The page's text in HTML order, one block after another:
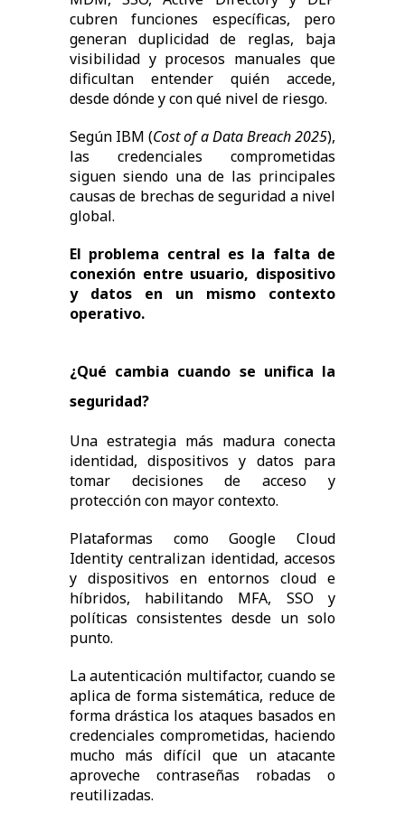
cubren funciones específicas, pero
generan duplicidad de reglas, baja
visibilidad y procesos manuales que
dificultan entender quién accede,
desde dónde y con qué nivel de riesgo.
Según IBM (Cost of a Data Breach 2025),
las credenciales comprometidas
siguen siendo una de las principales
causas de brechas de seguridad a nivel
global.
El problema central es la falta de
conexión entre usuario, dispositivo
y datos en un mismo contexto
operativo.
¿Qué cambia cuando se unifica la
seguridad?
Una estrategia más madura conecta
identidad, dispositivos y datos para
tomar decisiones de acceso y
protección con mayor contexto.
Plataformas como Google Cloud
Identity centralizan identidad, accesos
y dispositivos en entornos cloud e
híbridos, habilitando MFA, SSO y
políticas consistentes desde un solo
punto.
La autenticación multifactor, cuando se
aplica de forma sistemática, reduce de
forma drástica los ataques basados en
credenciales comprometidas, haciendo
mucho más difícil que un atacante
aproveche contraseñas robadas o
reutilizadas.